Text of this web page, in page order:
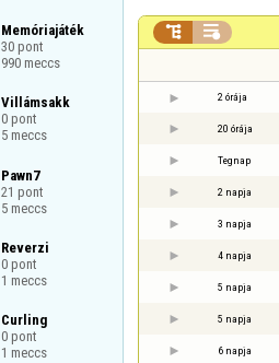
Memóriajáték
30 pont
990 meccs
Villámsakk
0 pont
5 meccs
Pawn7
21 pont
5 meccs
Reverzi
0 pont
1 meccs
Curling
0 pont
1 meccs
 
2 órája
20 órája
Tegnap
2 napja
3 napja
4 napja
5 napja
5 napja
6 napja